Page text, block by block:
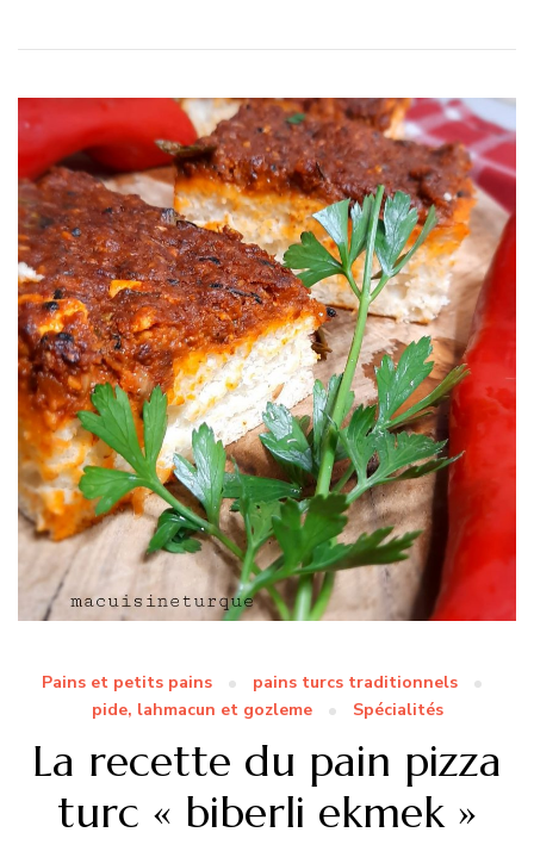
Pains et petits pains
pains turcs traditionnels
pide, lahmacun et gozleme
Spécialités
La recette du pain pizza
turc « biberli ekmek »